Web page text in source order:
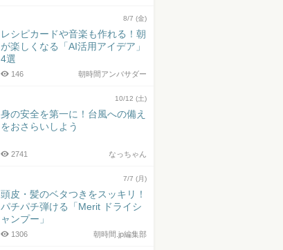
8/7 (金)
レシピカードや音楽も作れる！朝
が楽しくなる「AI活用アイデア」
4選
朝時間アンバサダー
146
10/12 (土)
身の安全を第一に！台風への備え
をおさらいしよう
なっちゃん
2741
7/7 (月)
頭皮・髪のベタつきをスッキリ！
パチパチ弾ける「Merit ドライシ
ャンプー」
朝時間.jp編集部
1306